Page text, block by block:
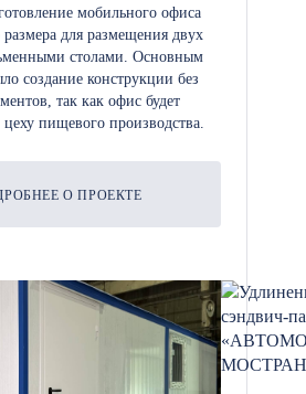
мобильного офиса
размера для размещения двух
столами. Основным
создание конструкции без
так как офис будет
цеху пищевого производства.
О ПРОЕКТЕ